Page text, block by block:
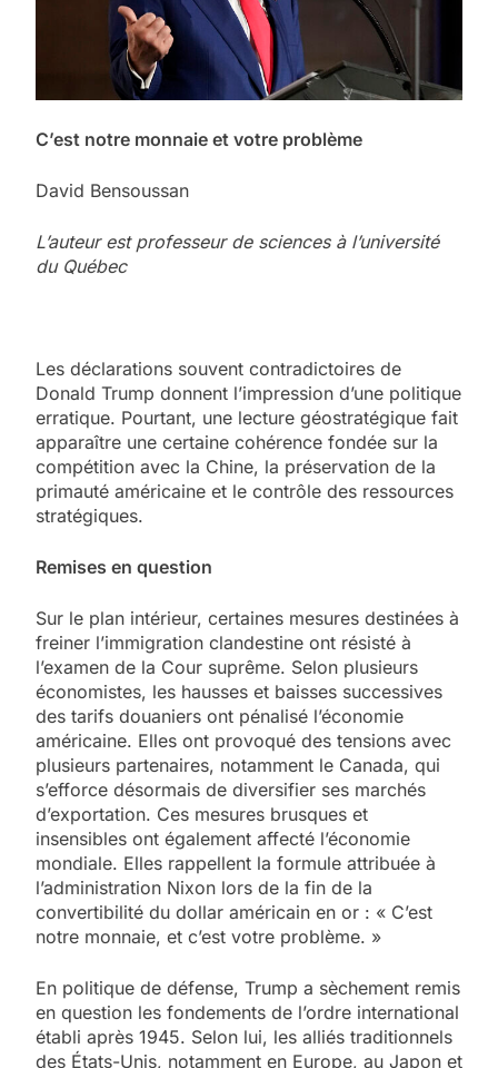
C’est notre monnaie et votre problème
David Bensoussan
L’auteur est professeur de sciences à l’université
du Québec
Les déclarations souvent contradictoires de
Donald Trump donnent l’impression d’une politique
erratique. Pourtant, une lecture géostratégique fait
apparaître une certaine cohérence fondée sur la
compétition avec la Chine, la préservation de la
primauté américaine et le contrôle des ressources
stratégiques.
Remises en question
Sur le plan intérieur, certaines mesures destinées à
freiner l’immigration clandestine ont résisté à
l’examen de la Cour suprême. Selon plusieurs
économistes, les hausses et baisses successives
des tarifs douaniers ont pénalisé l’économie
américaine. Elles ont provoqué des tensions avec
plusieurs partenaires, notamment le Canada, qui
s’efforce désormais de diversifier ses marchés
d’exportation. Ces mesures brusques et
insensibles ont également affecté l’économie
mondiale. Elles rappellent la formule attribuée à
l’administration Nixon lors de la fin de la
convertibilité du dollar américain en or : « C’est
notre monnaie, et c’est votre problème. »
En politique de défense, Trump a sèchement remis
en question les fondements de l’ordre international
établi après 1945. Selon lui, les alliés traditionnels
des États-Unis, notamment en Europe, au Japon et